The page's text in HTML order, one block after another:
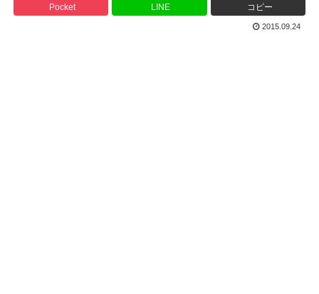
Pocket LINE コピー
2015.09.24